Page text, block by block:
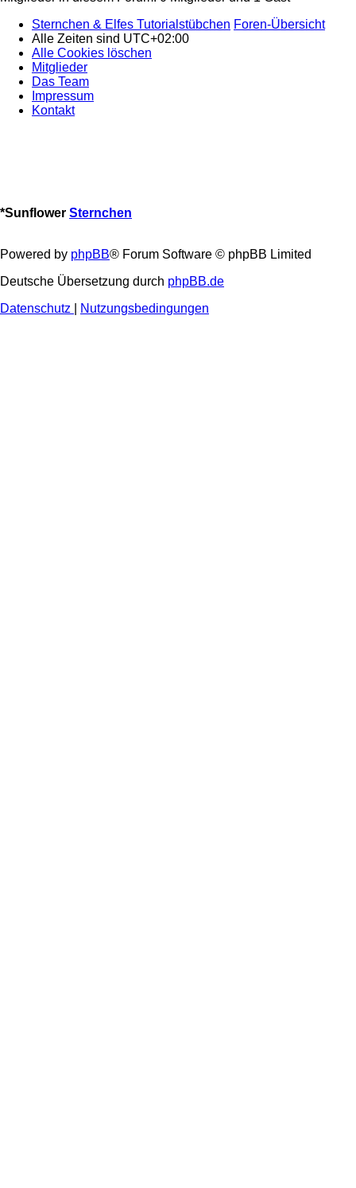
Sternchen & Elfes Tutorialstübchen Foren-Übersicht
Alle Zeiten sind UTC+02:00
Alle Cookies löschen
Mitglieder
Das Team
Impressum
Kontakt
*Sunflower Sternchen
Powered by phpBB® Forum Software © phpBB Limited
Deutsche Übersetzung durch phpBB.de
Datenschutz
Nutzungsbedingungen